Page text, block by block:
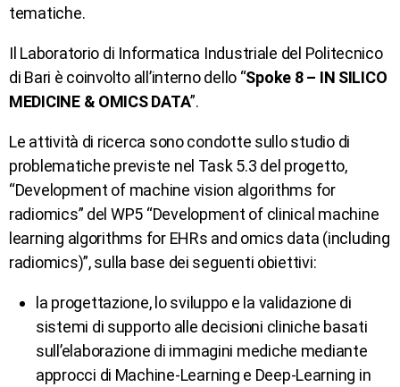
tematiche.
Il Laboratorio di Informatica Industriale del Politecnico
di Bari è coinvolto all’interno dello “Spoke 8 – IN SILICO
MEDICINE & OMICS DATA”.
Le attività di ricerca sono condotte sullo studio di
problematiche previste nel Task 5.3 del progetto,
“Development of machine vision algorithms for
radiomics” del WP5 “Development of clinical machine
learning algorithms for EHRs and omics data (including
radiomics)”, sulla base dei seguenti obiettivi:
la progettazione, lo sviluppo e la validazione di
sistemi di supporto alle decisioni cliniche basati
sull’elaborazione di immagini mediche mediante
approcci di Machine-Learning e Deep-Learning in